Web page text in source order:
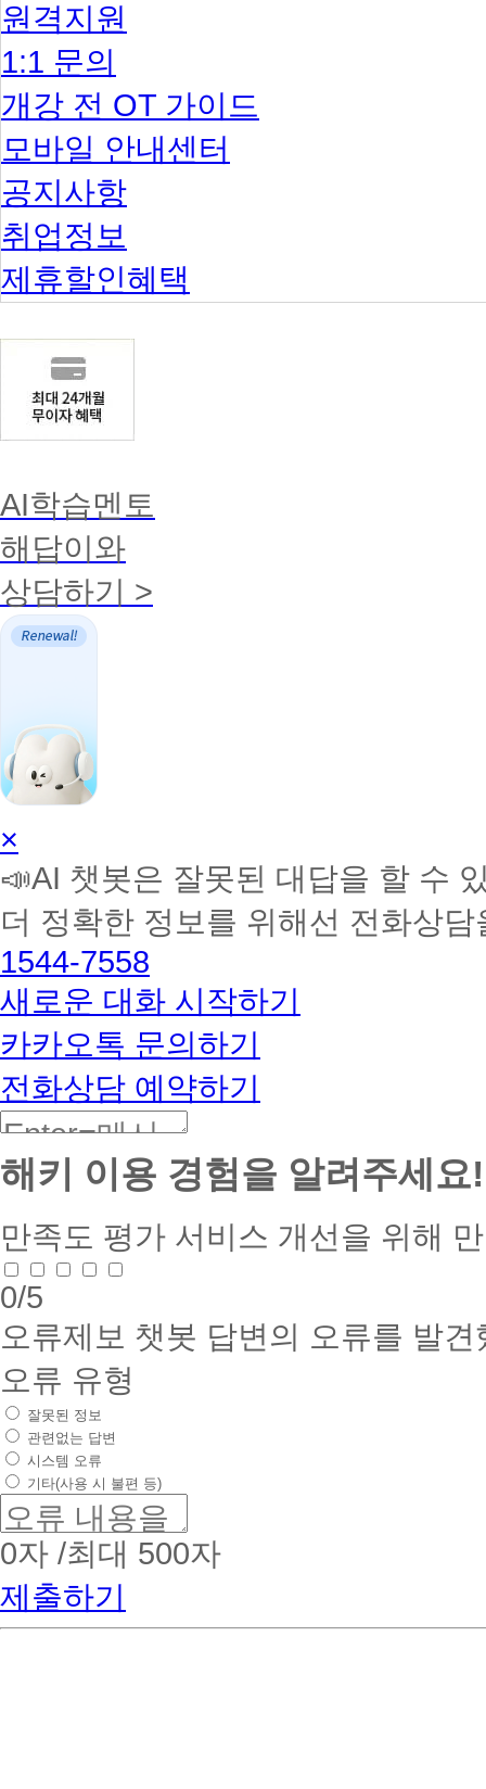
원격지원
1:1 문의
개강 전 OT 가이드
모바일 안내센터
공지사항
취업정보
제휴할인혜택
AI학습멘토
해답이와
상담하기 >
AI
학
습
토
커
BETA
×
📣AI 챗봇은 잘못된 대답을 할 수
더 정확한 정보를 위해선 전화상
1544-7558
새로운 대화 시작하기
카카오톡 문의하기
전화상담 예약하기
해키 이용 경험을 알려주세요!
만족도 평가 서비스 개선을 위해
0/5
오류제보 챗봇 답변의 오류를 발
오류 유형
잘못된 정보
관련없는 답변
시스템 오류
기타(사용 시 불편 등)
0자 /최대 500자
제출하기